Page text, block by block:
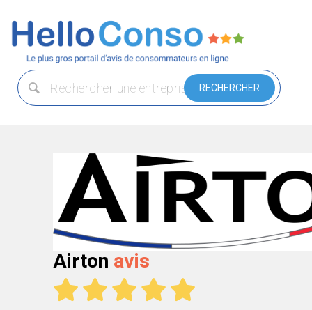
Airton avis